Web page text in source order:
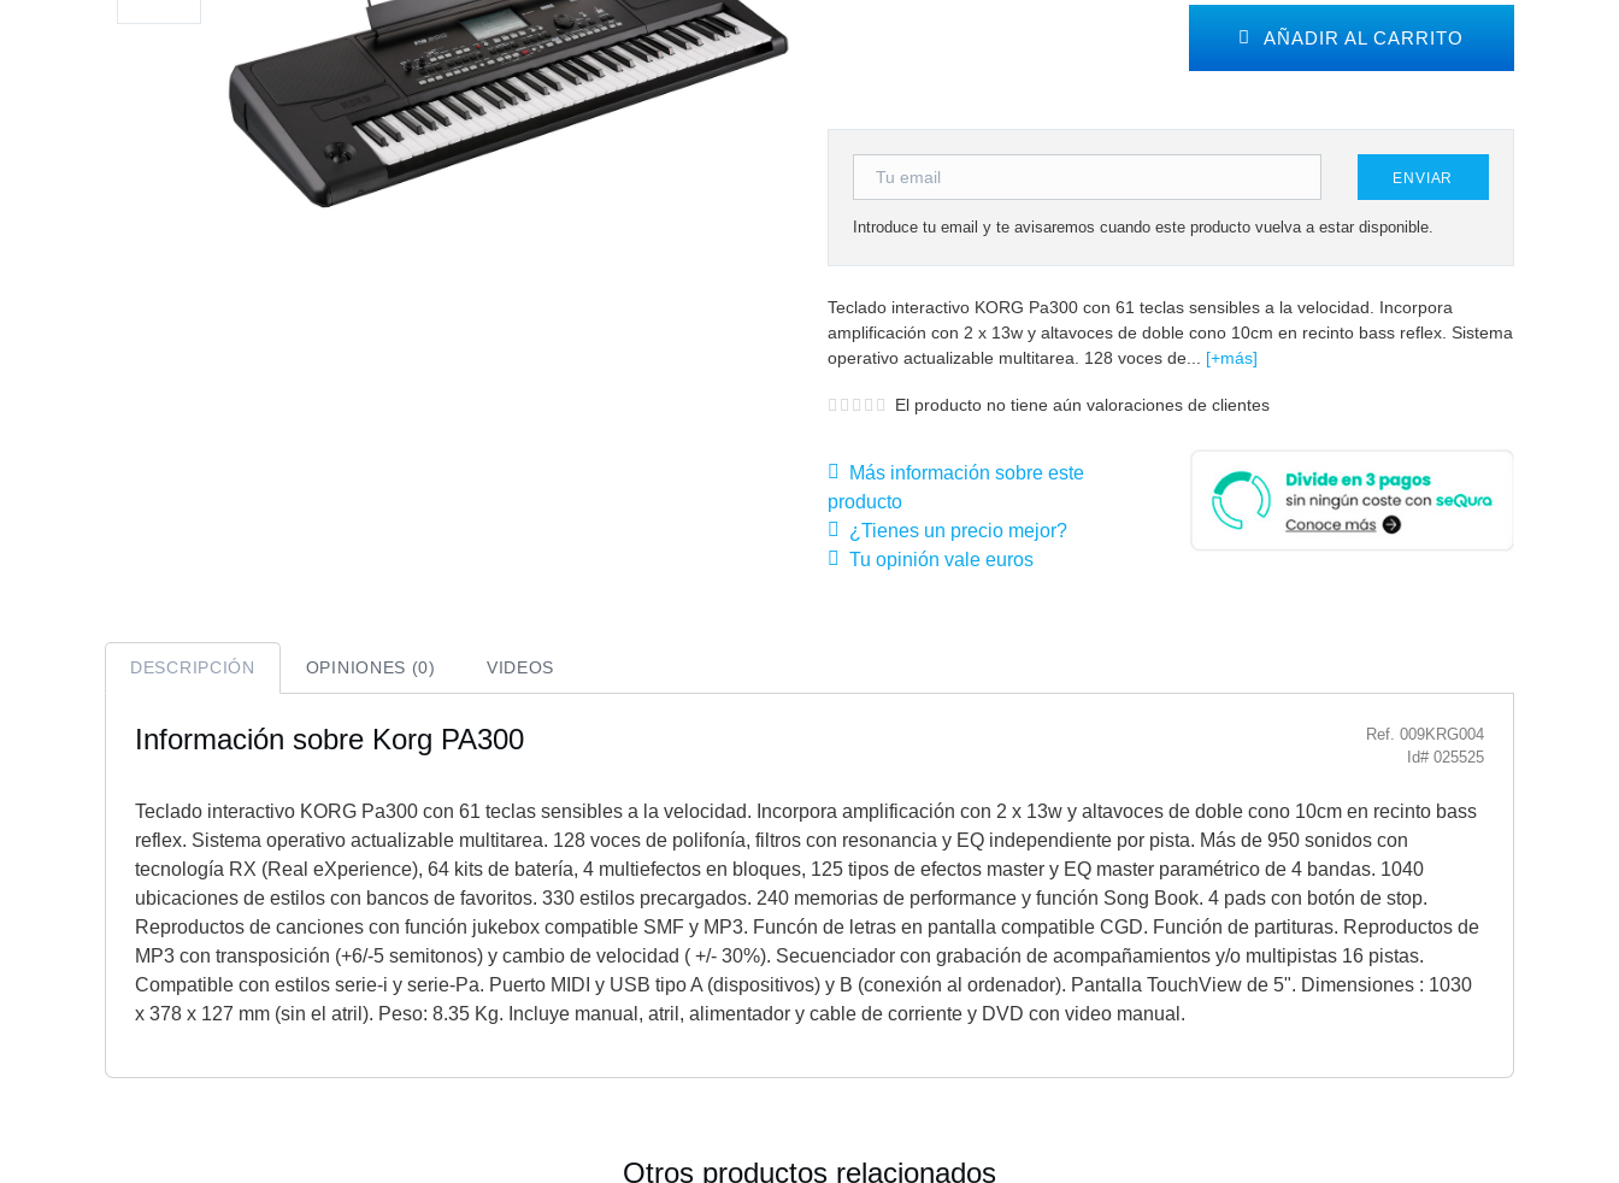
AÑADIR AL CARRITO
ENVIAR
Introduce tu email y te avisaremos cuando este producto vuelva a estar disponible.
Teclado interactivo KORG Pa300 con 61 teclas sensibles a la velocidad. Incorpora
amplificación con 2 x 13w y altavoces de doble cono 10cm en recinto bass reflex. Sistema
operativo actualizable multitarea. 128 voces de... [+más]
El producto no tiene aún valoraciones de clientes
Más información sobre este
producto
¿Tienes un precio mejor?
Tu opinión vale euros
DESCRIPCIÓN OPINIONES (0) VIDEOS
Información sobre Korg PA300
Ref. 009KRG004
Id# 025525
Teclado interactivo KORG Pa300 con 61 teclas sensibles a la velocidad. Incorpora amplificación con 2 x 13w y altavoces de doble cono 10cm en recinto bass
reflex. Sistema operativo actualizable multitarea. 128 voces de polifonía, filtros con resonancia y EQ independiente por pista. Más de 950 sonidos con
tecnología RX (Real eXperience), 64 kits de batería, 4 multiefectos en bloques, 125 tipos de efectos master y EQ master paramétrico de 4 bandas. 1040
ubicaciones de estilos con bancos de favoritos. 330 estilos precargados. 240 memorias de performance y función Song Book. 4 pads con botón de stop.
Reproductos de canciones con función jukebox compatible SMF y MP3. Funcón de letras en pantalla compatible CGD. Función de partituras. Reproductos de
MP3 con transposición (+6/-5 semitonos) y cambio de velocidad ( +/- 30%). Secuenciador con grabación de acompañamientos y/o multipistas 16 pistas.
Compatible con estilos serie-i y serie-Pa. Puerto MIDI y USB tipo A (dispositivos) y B (conexión al ordenador). Pantalla TouchView de 5". Dimensiones : 1030
x 378 x 127 mm (sin el atril). Peso: 8.35 Kg. Incluye manual, atril, alimentador y cable de corriente y DVD con video manual.
Otros productos relacionados